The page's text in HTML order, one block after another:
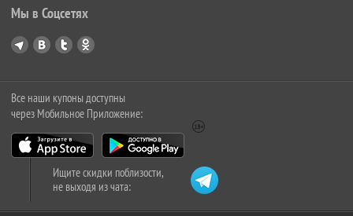
Мы в Соцсетях
Все наши купоны доступны
через Мобильное Приложение:
Ищите скидки поблизости,
не выходя из чата: